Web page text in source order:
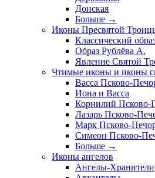
Донская
Больше →
Иконы Пресвятой
Классический
Образ Рублёва А.
Явление Святой
Чтимые иконы и иконы
Васса Псково-
Иона и Васса
Корнилий Псково-
Лазарь Псково-
Марк Псково-
Симеон Псково-
Больше →
Иконы ангелов
Ангелы-Хранители